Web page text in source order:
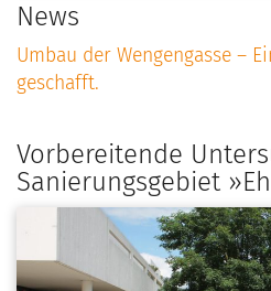
News
Umbau der Wengengasse –
geschafft.
Vorbereitende
Sanierungsgebiet